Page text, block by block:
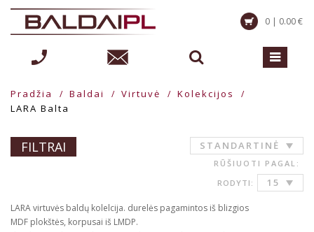
0 | 0.00 €
Pradžia Baldai Virtuvė
Kolekcijos
LARA Balta
FILTRAI STANDARTINĖ
RŪŠIUOTI PAGAL:
15
RODYTI:
LARA virtuvės baldų kolelcija. durelės pagamintos iš blizgios
MDF plokštės, korpusai iš LMDP.